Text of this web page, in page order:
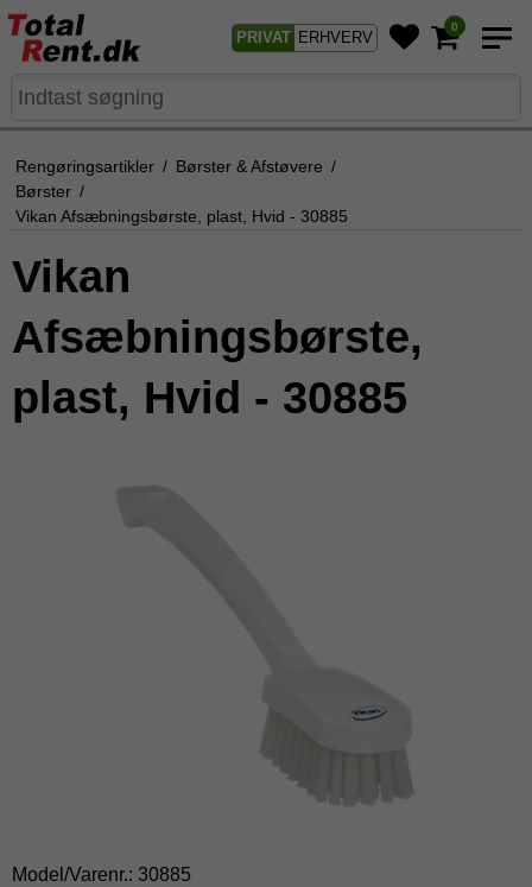
PRIVAT ERHVERV
0
Rengøringsartikler / Børster & Afstøvere /
Børster /
Vikan Afsæbningsbørste, plast, Hvid - 30885
Vikan
Afsæbningsbørste,
plast, Hvid - 30885
Model/Varenr.: 30885